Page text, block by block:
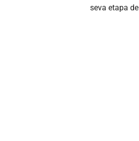
seva etapa